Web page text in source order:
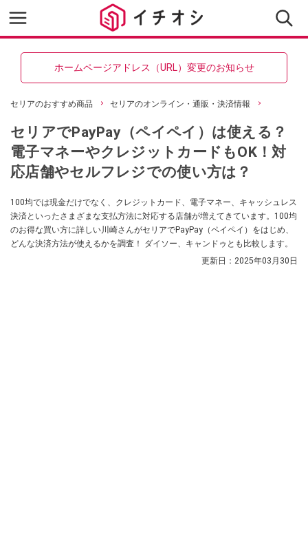
ホームページアドレス（URL）変更のお知らせ
セリアのおすすめ商品 セリアのオンライン・通販・決済情報
セリアでPayPay（ペイペイ）は使える？
電子マネーやクレジットカードもOK！対
応店舗やセルフレジでの使い方は？
100均では現金だけでなく、クレジットカード、電子マネー、キャッシュレス
決済といったさまざまな支払方法に対応する店舗が増えてきています。100均
のお得な買い方に詳しい川崎さんがセリアでPayPay（ペイペイ）をはじめ、
どんな決済方法が使えるかを調査！ ダイソー、キャンドゥとも比較します。
更新日： 2025年03月30日